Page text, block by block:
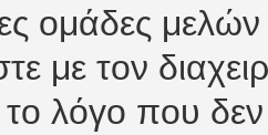
ομάδες
με τον
το λόγο που